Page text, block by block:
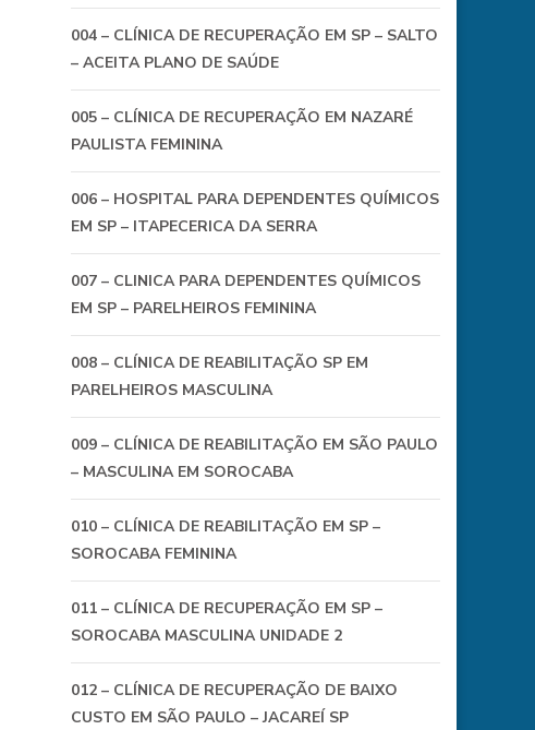
004 – CLÍNICA DE RECUPERAÇÃO EM SP – SALTO
– ACEITA PLANO DE SAÚDE
005 – CLÍNICA DE RECUPERAÇÃO EM NAZARÉ
PAULISTA FEMININA
006 – HOSPITAL PARA DEPENDENTES QUÍMICOS
EM SP – ITAPECERICA DA SERRA
007 – CLINICA PARA DEPENDENTES QUÍMICOS
EM SP – PARELHEIROS FEMININA
008 – CLÍNICA DE REABILITAÇÃO SP EM
PARELHEIROS MASCULINA
009 – CLÍNICA DE REABILITAÇÃO EM SÃO PAULO
– MASCULINA EM SOROCABA
010 – CLÍNICA DE REABILITAÇÃO EM SP –
SOROCABA FEMININA
011 – CLÍNICA DE RECUPERAÇÃO EM SP –
SOROCABA MASCULINA UNIDADE 2
012 – CLÍNICA DE RECUPERAÇÃO DE BAIXO
CUSTO EM SÃO PAULO – JACAREÍ SP